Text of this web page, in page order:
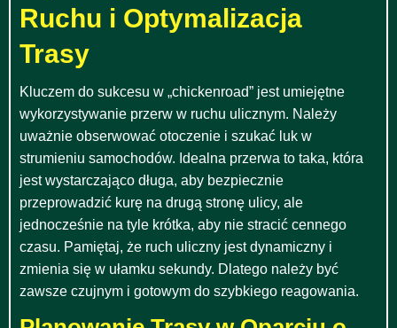
Ruchu i Optymalizacja
Trasy
Kluczem do sukcesu w „chickenroad” jest umiejętne
wykorzystywanie przerw w ruchu ulicznym. Należy
uważnie obserwować otoczenie i szukać luk w
strumieniu samochodów. Idealna przerwa to taka, która
jest wystarczająco długa, aby bezpiecznie
przeprowadzić kurę na drugą stronę ulicy, ale
jednocześnie na tyle krótka, aby nie stracić cennego
czasu. Pamiętaj, że ruch uliczny jest dynamiczny i
zmienia się w ułamku sekundy. Dlatego należy być
zawsze czujnym i gotowym do szybkiego reagowania.